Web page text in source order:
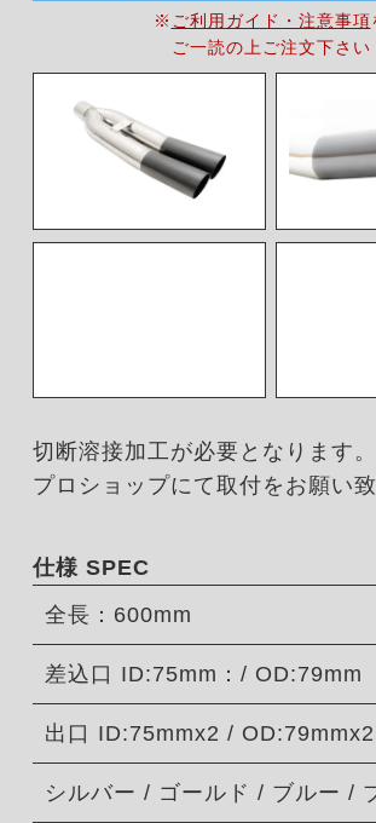
※ ご利用ガイド・注意事項
ご一読の上ご注文下さい
切断溶接加工が必要となります。
プロショップにて取付をお願い致
仕様 SPEC
全長：600mm
差込口 ID:75mm：/ OD:79mm
出口 ID:75mmx2 / OD:79mmx2
シルバー / ゴールド / ブルー /